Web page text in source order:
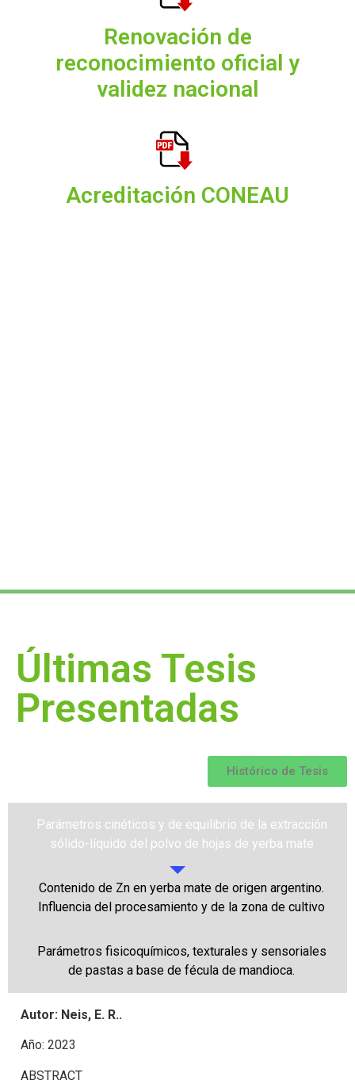
Renovación de
reconocimiento oficial y
validez nacional
Acreditación CONEAU
Últimas Tesis
Presentadas
Histórico de Tesis
Parámetros cinéticos y de equilibrio de la extracción
sólido-líquido del polvo de hojas de yerba mate
Contenido de Zn en yerba mate de origen argentino.
Influencia del procesamiento y de la zona de cultivo
Parámetros fisicoquímicos, texturales y sensoriales
de pastas a base de fécula de mandioca.
Autor: Neis, E. R..
Año: 2023
ABSTRACT